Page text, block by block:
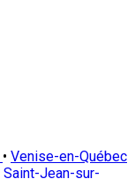
• Venise-en-Québec
Saint-Jean-sur-